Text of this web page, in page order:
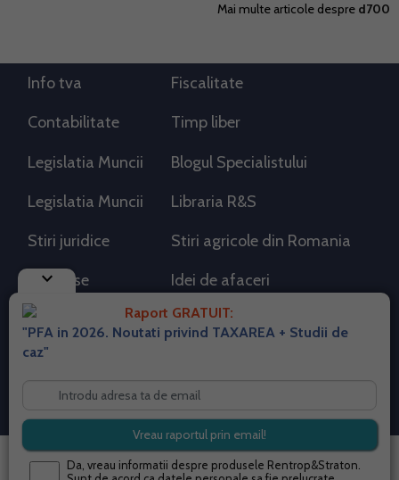
Mai multe articole despre d700
keyboard_arrow_down
Raport GRATUIT:
"PFA in 2026. Noutati privind TAXAREA + Studii de
caz"
Da, vreau informatii despre produsele Rentrop&Straton.
Info tva Fiscalitate
Contabilitate Timp liber
Legislatia Muncii Blogul Specialistului
Legislatia Muncii Libraria R&S
Stiri juridice Stiri agricole din Romania
AdSense Idei de afaceri
RSS Flux RSS 2.0
Despre cookies
Termeni si conditii
Contact
© 2026 portalpfa.ro. Toate drepturile rezervate.